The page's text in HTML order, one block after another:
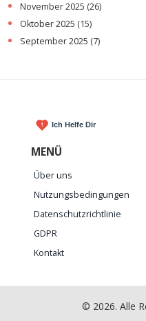
November 2025 (26)
Oktober 2025 (15)
September 2025 (7)
MENÜ
Über uns
Nutzungsbedingungen
Datenschutzrichtlinie
GDPR
Kontakt
© 2026. Alle